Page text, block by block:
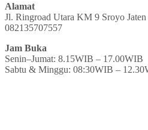
Alamat
Jl. Ringroad Utara KM 9 Sroyo
082135707557
Jam Buka
Senin–Jumat: 8.15WIB – 17.00WIB
Sabtu & Minggu: 08:30WIB –